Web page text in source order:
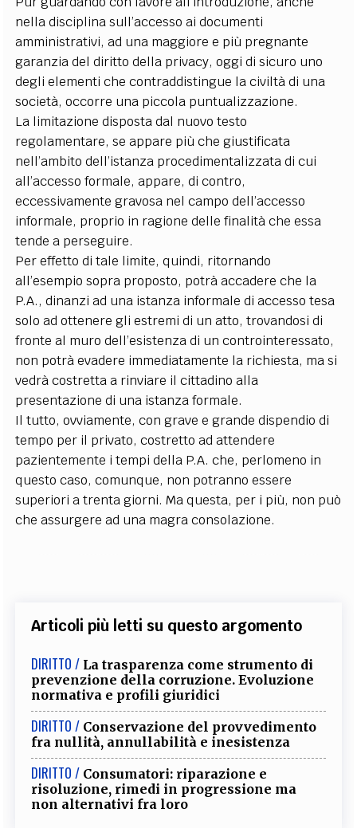
nella disciplina sull’accesso ai documenti
amministrativi, ad una maggiore e più pregnante
garanzia del diritto della privacy, oggi di sicuro uno
degli elementi che contraddistingue la civiltà di una
società, occorre una piccola puntualizzazione.
La limitazione disposta dal nuovo testo
regolamentare, se appare più che giustificata
nell’ambito dell’istanza procedimentalizzata di cui
all’accesso formale, appare, di contro,
eccessivamente gravosa nel campo dell’accesso
informale, proprio in ragione delle finalità che essa
tende a perseguire.
Per effetto di tale limite, quindi, ritornando
all’esempio sopra proposto, potrà accadere che la
P.A., dinanzi ad una istanza informale di accesso tesa
solo ad ottenere gli estremi di un atto, trovandosi di
fronte al muro dell’esistenza di un controinteressato,
non potrà evadere immediatamente la richiesta, ma si
vedrà costretta a rinviare il cittadino alla
presentazione di una istanza formale.
Il tutto, ovviamente, con grave e grande dispendio di
tempo per il privato, costretto ad attendere
pazientemente i tempi della P.A. che, perlomeno in
questo caso, comunque, non potranno essere
superiori a trenta giorni. Ma questa, per i più, non può
che assurgere ad una magra consolazione.
Articoli più letti su questo argomento
DIRITTO / La trasparenza come strumento di
prevenzione della corruzione. Evoluzione
normativa e profili giuridici
DIRITTO / Conservazione del provvedimento
fra nullità, annullabilità e inesistenza
DIRITTO / Consumatori: riparazione e
risoluzione, rimedi in progressione ma
non alternativi fra loro